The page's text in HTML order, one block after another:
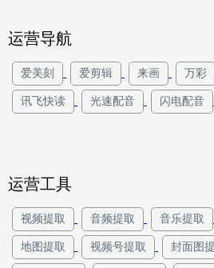
运营导航
爱美刻 爱剪辑 来画 万彩
讯飞快读 光速配音 闪电配音
运营工具
视频提取 音频提取 音乐提取
地图提取 视频号提取 封面图